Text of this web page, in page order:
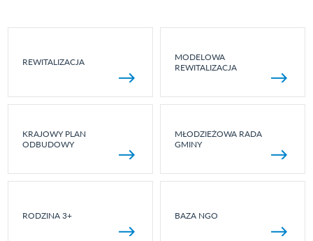
REWITALIZACJA
MODELOWA
REWITALIZACJA
KRAJOWY PLAN
ODBUDOWY
MŁODZIEŻOWA RADA
GMINY
RODZINA 3+ BAZA NGO